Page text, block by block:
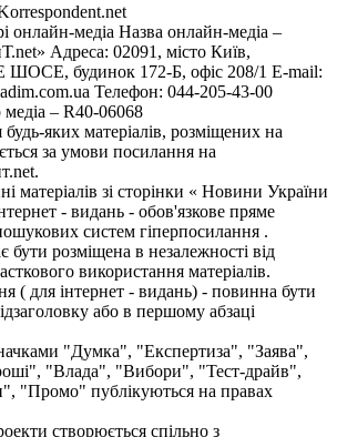
онлайн-медіа Назва онлайн-медіа –
Адреса: 02091, місто Київ,
будинок 172-Б, офіс 208/1 E-mail:
Телефон: 044-205-43-00
медіа – R40-06068
яких матеріалів, розміщених на
за умови посилання на
матеріалів зі сторінки « Новини України
- видань - обов'язкове пряме
систем гіперпосилання .
бути розміщена в незалежності від
використання матеріалів.
( для інтернет - видань) - повинна бути
або в першому абзаці
"Думка", "Експертиза", "Заява",
"Влада", "Вибори", "Тест-драйв",
"Промо" публікуються на правах
створюється спільно з